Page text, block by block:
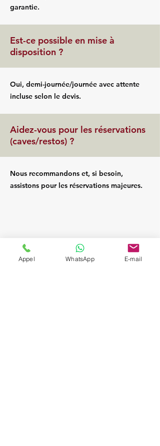
garantie.
Est-ce possible en mise à
disposition ?
Oui, demi-journée/journée avec attente
incluse selon le devis.
Aidez-vous pour les réservations
(caves/restos) ?
Nous recommandons et, si besoin,
assistons pour les réservations majeures.
Appel WhatsApp E-mail